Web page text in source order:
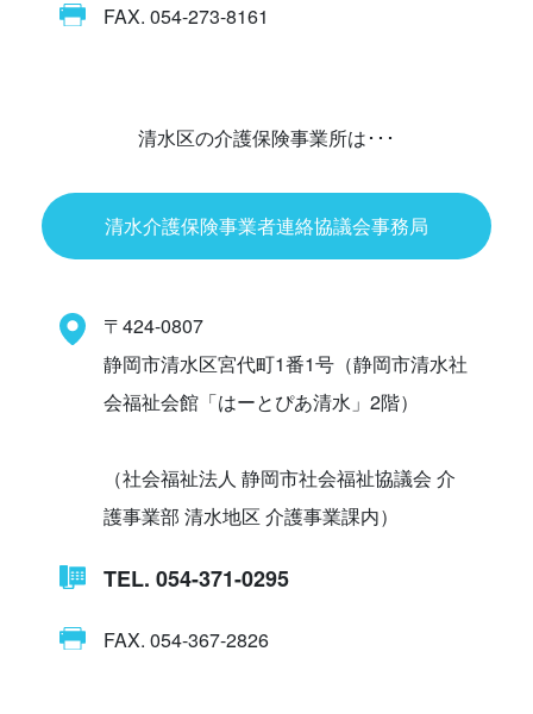
FAX. 054-273-8161
清水区の介護保険事業所は･･･
清水介護保険事業者連絡協議会事務局
〒424-0807
静岡市清水区宮代町1番1号（静岡市清水社
会福祉会館「はーとぴあ清水」2階）
（社会福祉法人 静岡市社会福祉協議会 介
護事業部 清水地区 介護事業課内）
TEL. 054-371-0295
FAX. 054-367-2826